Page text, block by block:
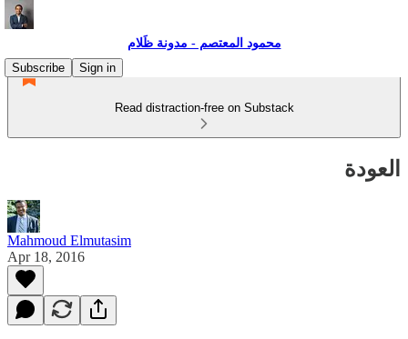
محمود المعتصم - مدونة ظَلام
Subscribe
Sign in
Read distraction-free on Substack
العودة
Mahmoud Elmutasim
Apr 18, 2016